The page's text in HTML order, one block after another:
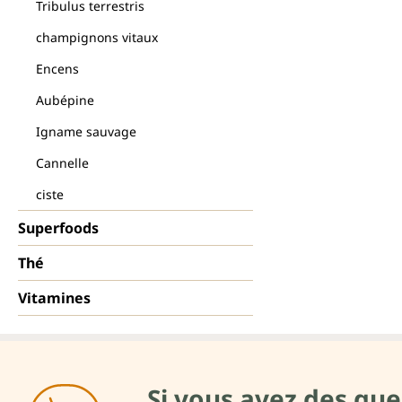
Tribulus terrestris
champignons vitaux
Encens
Aubépine
Igname sauvage
Cannelle
ciste
Superfoods
Thé
Vitamines